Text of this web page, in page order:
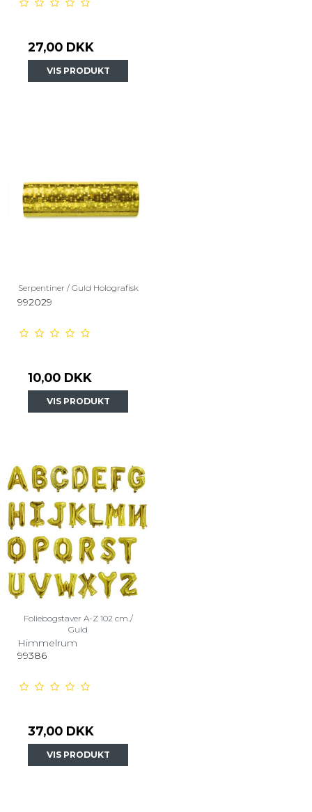
27,00 DKK
VIS PRODUKT
Serpentiner / Guld Holografisk
992029
10,00 DKK
VIS PRODUKT
Foliebogstaver A-Z 102 cm./
Guld
Himmelrum
99386
37,00 DKK
VIS PRODUKT